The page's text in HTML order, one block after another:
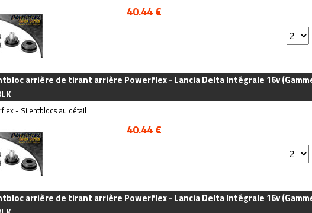
40.44 €
arrière de tirant arrière Powerflex - Lancia Delta Intégrale 16v
- Silentblocs au détail
40.44 €
arrière de tirant arrière Powerflex - Lancia Delta Intégrale 16v